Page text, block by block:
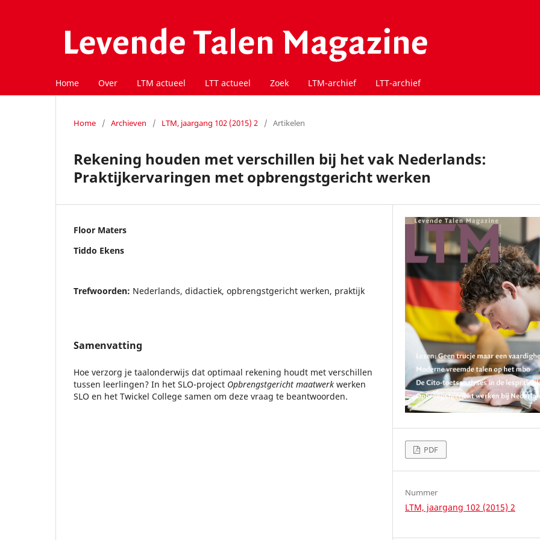
Home Over LTM actueel LTT actueel Zoek LTM-archief LTT-archief
Home / Archieven / LTM, jaargang 102 (2015) 2 / Artikelen
Rekening houden met verschillen bij het vak Nederlands:
Praktijkervaringen met opbrengstgericht werken
Floor Maters
Tiddo Ekens
Trefwoorden: Nederlands, didactiek, opbrengstgericht werken, praktijk
Samenvatting
Hoe verzorg je taalonderwijs dat optimaal rekening houdt met verschillen
tussen leerlingen? In het SLO-project Opbrengstgericht maatwerk werken
SLO en het Twickel College samen om deze vraag te beantwoorden.
PDF
Nummer
LTM, jaargang 102 (2015) 2